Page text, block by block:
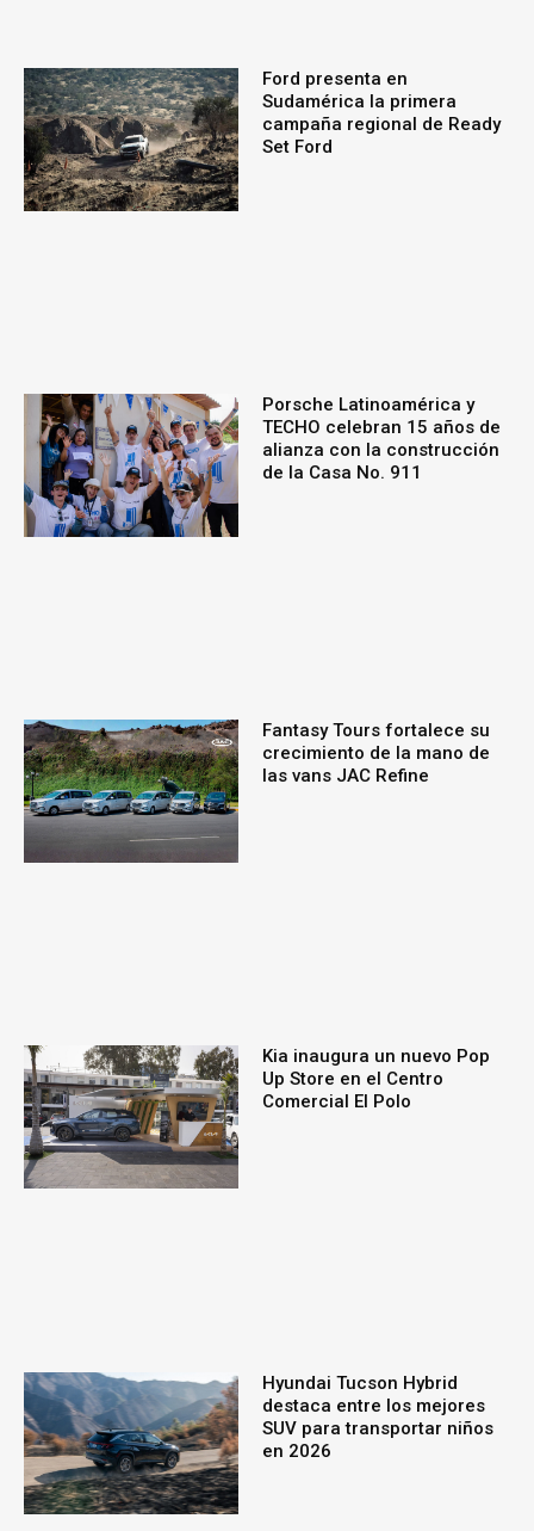
Ford presenta en
Sudamérica la primera
campaña regional de Ready
Set Ford
Porsche Latinoamérica y
TECHO celebran 15 años de
alianza con la construcción
de la Casa No. 911
Fantasy Tours fortalece su
crecimiento de la mano de
las vans JAC Refine
Kia inaugura un nuevo Pop
Up Store en el Centro
Comercial El Polo
Hyundai Tucson Hybrid
destaca entre los mejores
SUV para transportar niños
en 2026